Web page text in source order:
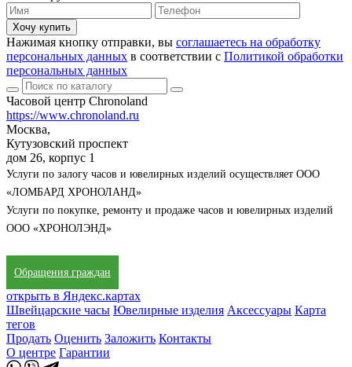
Хочу купить
Нажимая кнопку отправки, вы соглашаетесь на обработку
персональных данных в соответствии с Политикой обработки
персональных данных
Часовой центр Chronoland
https://www.chronoland.ru
Москва,
Кутузовский проспект
дом 26, корпус 1
Услуги по залогу часов и ювелирных изделий осуществляет ООО
«ЛОМБАРД ХРОНОЛАНД»
Услуги по покупке, ремонту и продаже часов и ювелирных изделий
ООО «ХРОНОЛЭНД»
Обращения граждан
открыть в Яндекс.картах
Швейцарские часы Ювелирные изделия Аксессуары Карта
тегов
Продать Оценить Заложить Контакты
О центре Гарантии